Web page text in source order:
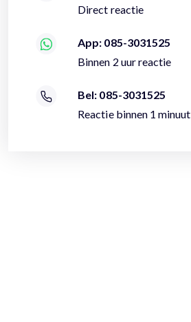
Direct reactie
App: 085-3031525
Binnen 2 uur reactie
Bel: 085-3031525
Reactie binnen 1 minuut